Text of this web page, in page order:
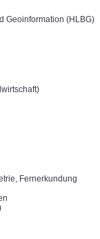
Geoinformation (HLBG)
Fernerkundung